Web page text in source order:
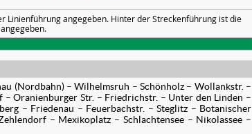
Linienführung angegeben. Hinter der Streckenführung ist die
(Nordbahn) – Wilhelmsruh – Schönholz – Wollankstr. –
Oranienburger Str. – Friedrichstr. – Unter den Linden –
– Friedenau – Feuerbachstr. – Steglitz – Botanischer
– Mexikoplatz – Schlachtensee – Nikolassee –